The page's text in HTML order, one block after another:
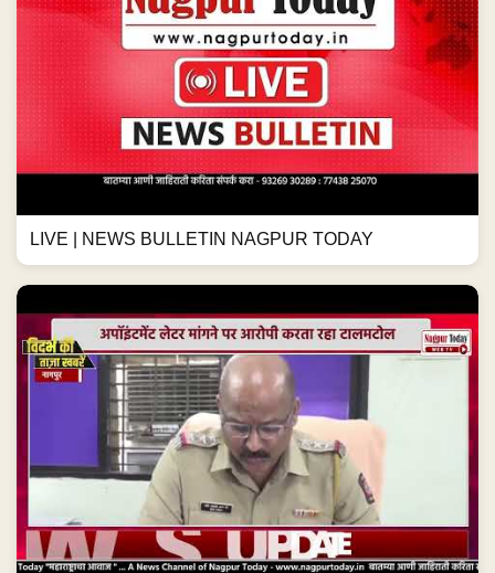
LIVE | NEWS BULLETIN NAGPUR TODAY